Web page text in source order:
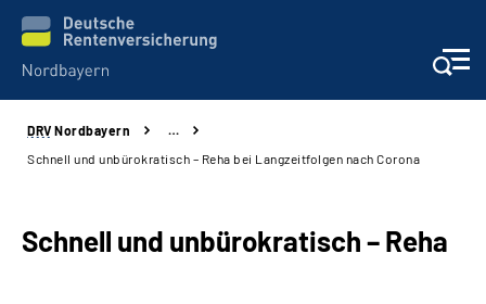
Online-Services
DRV Nordbayern
…
Schnell und unbürokratisch – Reha bei Langzeitfolgen nach Corona
Schnell und unbürokratisch – Reha